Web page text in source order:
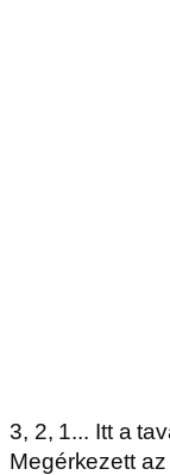
3, 2, 1... Itt a
Megérkezett